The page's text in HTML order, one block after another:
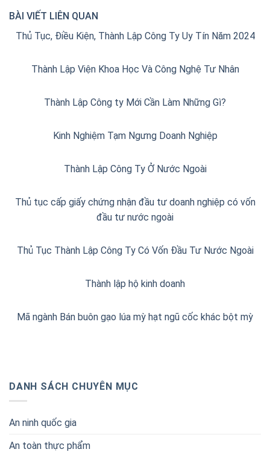
BÀI VIẾT LIÊN QUAN
Thủ Tục, Điều Kiện, Thành Lập Công Ty Uy Tín Năm 2024
Thành Lập Viện Khoa Học Và Công Nghệ Tư Nhân
Thành Lập Công ty Mới Cần Làm Những Gì?
Kinh Nghiệm Tạm Ngưng Doanh Nghiệp
Thành Lập Công Ty Ở Nước Ngoài
Thủ tục cấp giấy chứng nhận đầu tư doanh nghiệp có vốn
đầu tư nước ngoài
Thủ Tục Thành Lập Công Ty Có Vốn Đầu Tư Nước Ngoài
Thành lập hộ kinh doanh
Mã ngành Bán buôn gạo lúa mỳ hạt ngũ cốc khác bột mỳ
DANH SÁCH CHUYÊN MỤC
An ninh quốc gia
An toàn thực phẩm